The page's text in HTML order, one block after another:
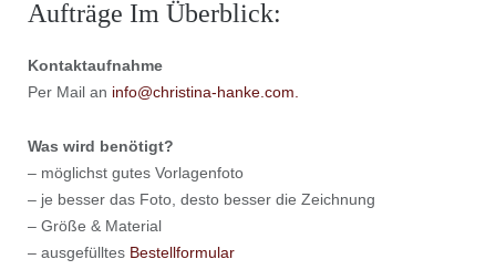
Aufträge Im Überblick:
Kontaktaufnahme
Per Mail an info@christina-hanke.com.
Was wird benötigt?
– möglichst gutes Vorlagenfoto
– je besser das Foto, desto besser die Zeichnung
– Größe & Material
– ausgefülltes Bestellformular